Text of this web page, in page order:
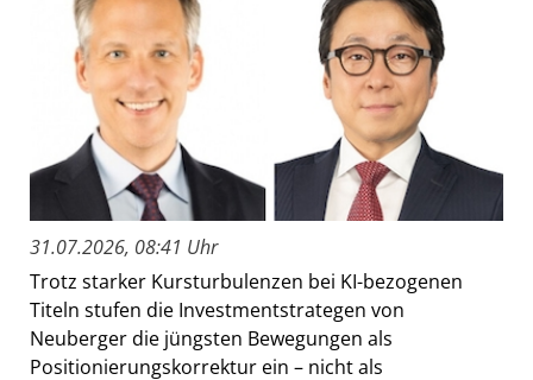
31.07.2026, 08:41 Uhr
Trotz starker Kursturbulenzen bei KI-bezogenen
Titeln stufen die Investmentstrategen von
Neuberger die jüngsten Bewegungen als
Positionierungskorrektur ein – nicht als